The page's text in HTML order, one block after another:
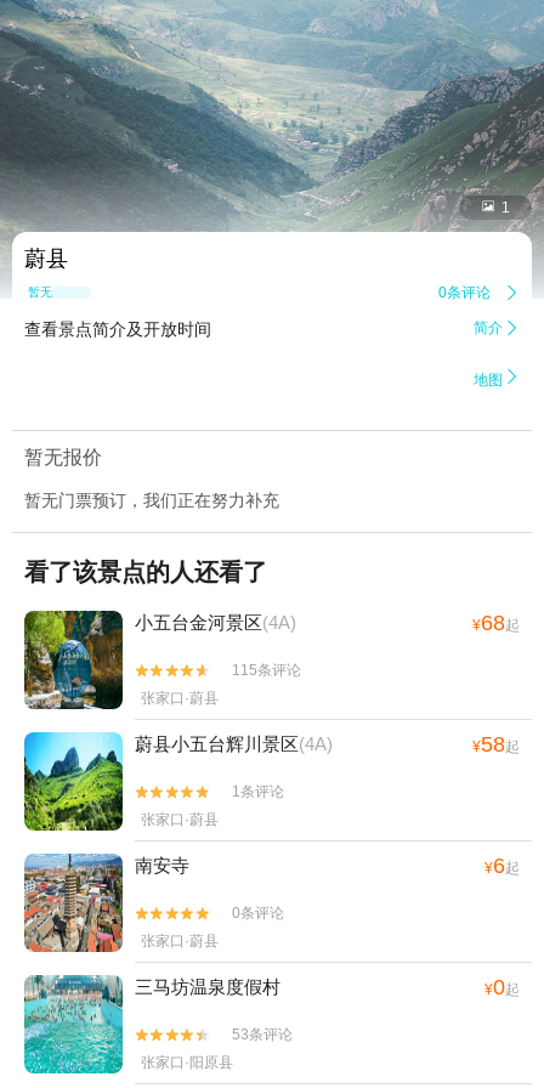
 1
蔚县
暂无点评 0条评论 
查看景点简介及开放时间 简介 
地图 
暂无报价
暂无门票预订，我们正在努力补充
看了该景点的人还看了
小五台金河景区(4A) ¥68起


115条评论
张家口·蔚县
蔚县小五台辉川景区(4A) ¥58起


1条评论
张家口·蔚县
南安寺 ¥6起


0条评论
张家口·蔚县
三马坊温泉度假村 ¥0起


53条评论
张家口·阳原县
